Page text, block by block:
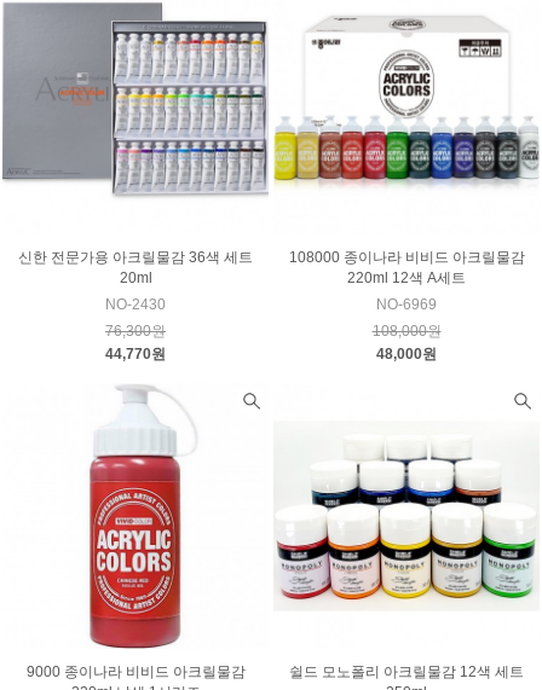
신한 전문가용 아크릴물감 36색 세트
20ml
NO-2430
76,300원
44,770원
108000 종이나라 비비드 아크릴물감
220ml 12색 A세트
NO-6969
108,000원
48,000원
9000 종이나라 비비드 아크릴물감
쉴드 모노폴리 아크릴물감 12색 세트